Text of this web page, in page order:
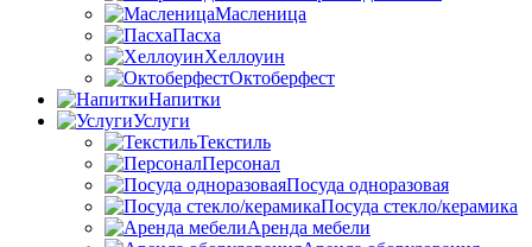
Масленица
Пасха
Хеллоуин
Октоберфест
Напитки
Услуги
Текстиль
Персонал
Посуда одноразовая
Посуда стекло/керамика
Аренда мебели